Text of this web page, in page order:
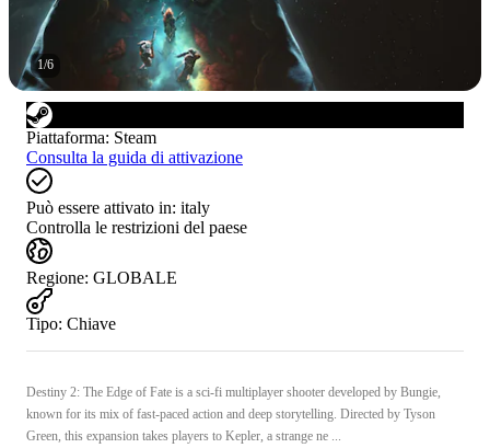
1/6
Piattaforma: Steam
Consulta la guida di attivazione
Può essere attivato in: italy
Controlla le restrizioni del paese
Regione: GLOBALE
Tipo: Chiave
Destiny 2: The Edge of Fate is a sci-fi multiplayer shooter developed by Bungie,
known for its mix of fast-paced action and deep storytelling. Directed by Tyson
Green, this expansion takes players to Kepler, a strange ne ...